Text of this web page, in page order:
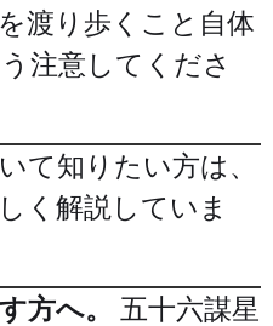
渡り歩くこと自体
注意してくださ
て知りたい方は、
く解説していま
方へ。
五十六謀星